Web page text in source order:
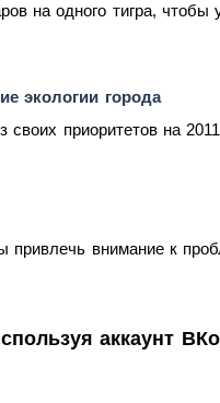
на одного тигра, чтобы
экологии города
приоритетов на
привлечь внимание к
аккаунт